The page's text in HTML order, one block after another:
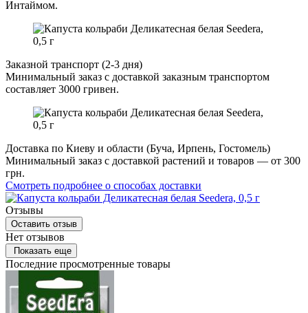
Интаймом.
Заказной транспорт (2-3 дня)
Минимальный заказ с доставкой заказным транспортом
составляет 3000 гривен.
Доставка по Киеву и области (Буча, Ирпень, Гостомель)
Минимальный заказ с доставкой растений и товаров — от 300
грн.
Смотреть подробнее о способах доставки
Отзывы
Оставить отзыв
Нет отзывов
Показать еще
Последние просмотренные товары